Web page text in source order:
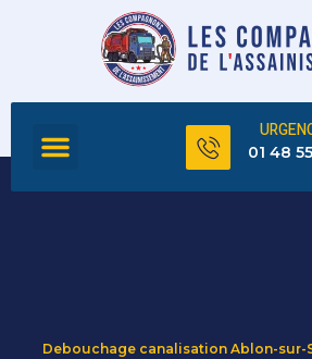
01 48
Debouchage canalisation Ablon-sur-